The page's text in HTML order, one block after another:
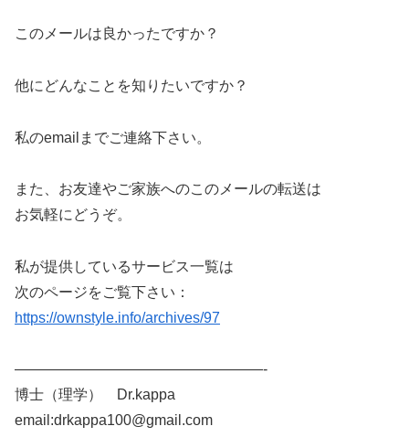
このメールは良かったですか？
他にどんなことを知りたいですか？
私のemailまでご連絡下さい。
また、お友達やご家族へのこのメールの転送は
お気軽にどうぞ。
私が提供しているサービス一覧は
次のページをご覧下さい：
https://ownstyle.info/archives/97
—————————————————-
博士（理学） Dr.kappa
email:drkappa100@gmail.com